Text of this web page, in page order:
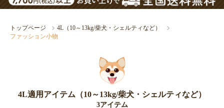
トップページ
4L（10～13kg/柴犬・シェルティなど）
ファッション小物
4L適用アイテム（10～13kg/柴犬・シェルティなど）
3アイテム